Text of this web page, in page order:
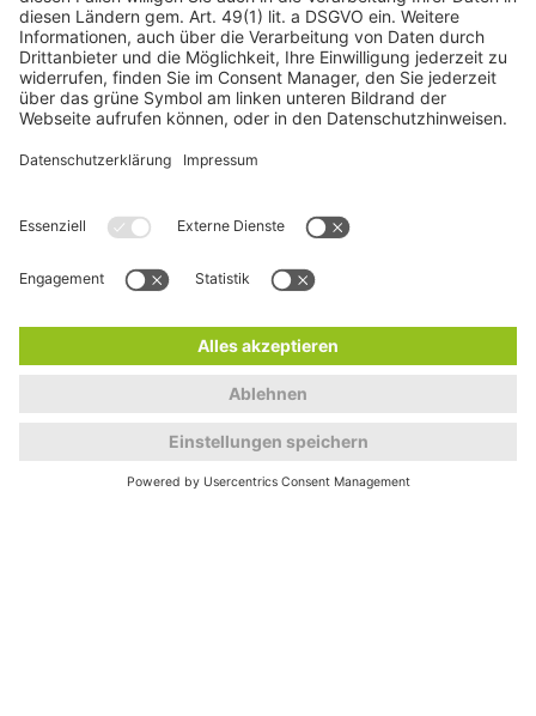
Datenschutz
Spenden
Unser Spendenkonto
DE45 3702 0500 0008 1900 02